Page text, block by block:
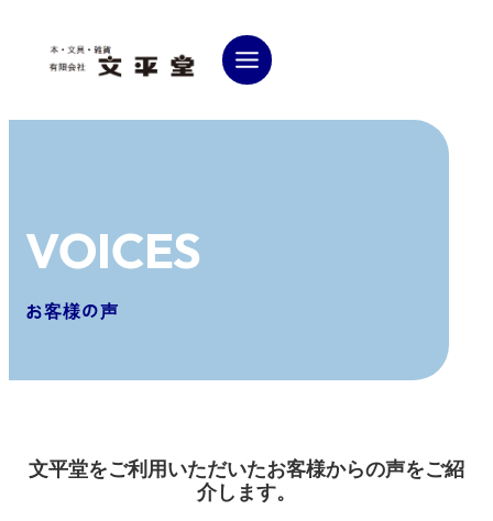
VOICES
お客様の声
文平堂をご利用いただいたお客様からの声をご紹
介します。